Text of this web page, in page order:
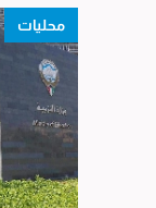
محليات